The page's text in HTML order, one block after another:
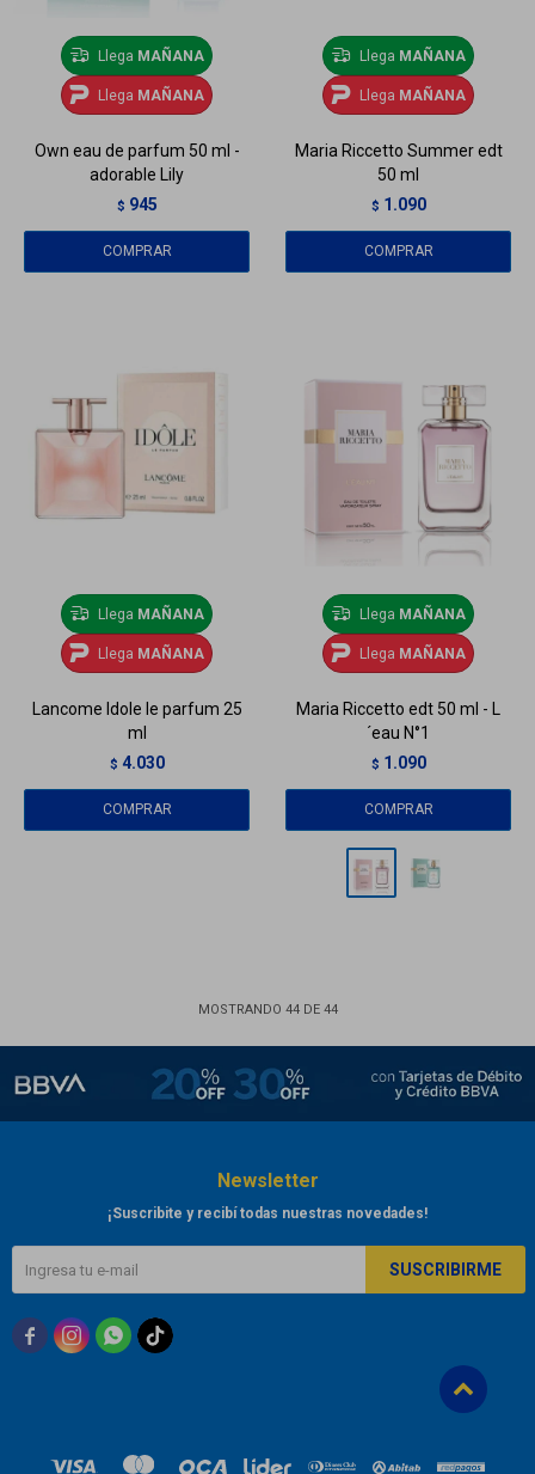
Llega MAÑANA
Llega MAÑANA
Own eau de parfum 50 ml -
adorable Lily
$ 945
Llega MAÑANA
Llega MAÑANA
Maria Riccetto Summer edt
50 ml
$ 1.090
Llega MAÑANA
Llega MAÑANA
Lancome Idole le parfum 25
ml
$ 4.030
Llega MAÑANA
Llega MAÑANA
Maria Riccetto edt 50 ml - L
´eau N°1
$ 1.090
MOSTRANDO 44DE 44
Newsletter
¡Suscribite y recibí todas nuestras novedades!
SUSCRIBIRME
  